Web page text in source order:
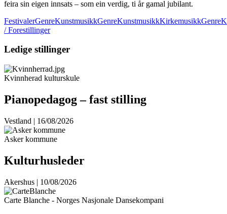
feira sin eigen innsats – som ein verdig, ti år gamal jubilant.
FestivalerGenreKunstmusikkGenreKunstmusikkKirkemusikk
/ Forestillinger
Ledige stillinger
Kvinnherad kulturskule
Pianopedagog – fast stilling
Vestland | 16/08/2026
Asker kommune
Kulturhusleder
Akershus | 10/08/2026
Carte Blanche - Norges Nasjonale Dansekompani